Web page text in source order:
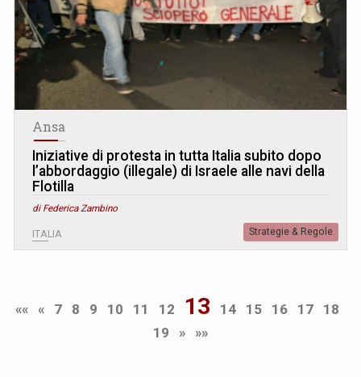
Ansa
Iniziative di protesta in tutta Italia subito dopo
l’abbordaggio (illegale) di Israele alle navi della
Flotilla
di Federica Zambino
ITALIA Strategie & Regole
«« « 7 8 9 10 11 12 13 14 15 16 17
18
19
» »»